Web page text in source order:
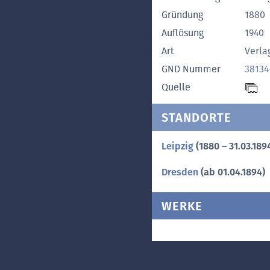
Gründung
1880
Auflösung
1940
Art
GND Nummer
Quelle
STANDORTE
Leipzig (1880 –
Dresden (ab 01.04.1894)
WERKE